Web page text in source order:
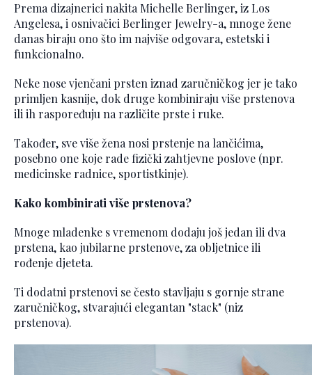
Prema dizajnerici nakita Michelle Berlinger, iz Los
Angelesa, i osnivačici Berlinger Jewelry-a, mnoge žene
danas biraju ono što im najviše odgovara, estetski i
funkcionalno.
Neke nose vjenčani prsten iznad zaručničkog jer je tako
primljen kasnije, dok druge kombiniraju više prstenova
ili ih raspoređuju na različite prste i ruke.
Također, sve više žena nosi prstenje na lančićima,
posebno one koje rade fizički zahtjevne poslove (npr.
medicinske radnice, sportistkinje).
Kako kombinirati više prstenova?
Mnoge mladenke s vremenom dodaju još jedan ili dva
prstena, kao jubilarne prstenove, za obljetnice ili
rođenje djeteta.
Ti dodatni prstenovi se često stavljaju s gornje strane
zaručničkog, stvarajući elegantan "stack" (niz
prstenova).